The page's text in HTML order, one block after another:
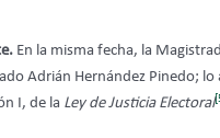
En la misma fecha, la
Adrián Hernández Pinedo;
I, de la Ley de Justicia Electoral